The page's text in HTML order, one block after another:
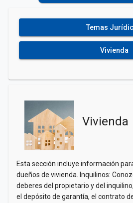
Temas
Vivienda
Vivienda
Esta sección incluye información
dueños de vivienda. Inquilinos:
deberes del propietario y del
el depósito de garantía, el contrato